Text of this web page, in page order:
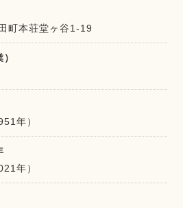
町本荘堂ヶ谷1-19
年）
年）